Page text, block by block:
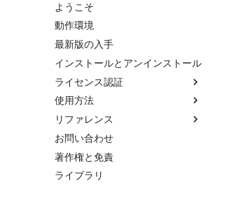
ようこそ
動作環境
最新版の入手
インストールとアンインストール
ライセンス認証
ライセンス認証
スタンドアロン版のオーソライズ方
法
スタンドアロン版のオーソライズ方
法（オフライン認証）
スタンドアロン版のライセンス返還
使用方法
プラグインの読み込み方法
Maya ソフトウェアレンダラに変更
する方法
Pencil+ 4 マテリアルの使用方法
Pencil+ 4 ラインの使用方法
リファレンス
Pencil+ 4 ファイルメニュー
Pencil+ 4 ライン ウィンドウ
Pencil+ 4 ライン レンダラー
お問い合わせ
著作権と免責
ライブラリ